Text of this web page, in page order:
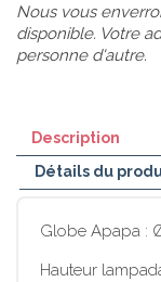
Nous vous
disponible. Votre
personne d'autre.
Description
Détails du
Globe Apapa :
Hauteur